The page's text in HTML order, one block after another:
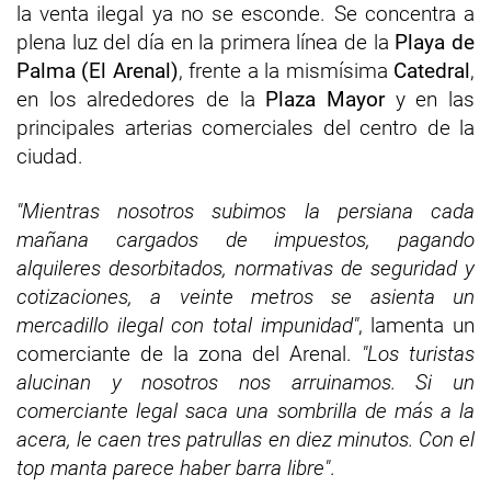
la venta ilegal ya no se esconde. Se concentra a
plena luz del día en la primera línea de la Playa de
Palma (El Arenal), frente a la mismísima Catedral,
en los alrededores de la Plaza Mayory en las
principales arterias comerciales del centro de la
ciudad.
"Mientras nosotros subimos la persiana cada
mañana cargados de impuestos, pagando
alquileres desorbitados, normativas de seguridad y
cotizaciones, a veinte metros se asienta un
mercadillo ilegal con total impunidad", lamenta un
comerciante de la zona del Arenal. "Los turistas
alucinan y nosotros nos arruinamos. Si un
comerciante legal saca una sombrilla de más a la
acera, le caen tres patrullas en diez minutos. Con el
top manta parece haber barra libre".